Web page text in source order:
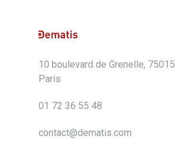
10 boulevard de Grenelle, 75015
Paris
01 72 36 55 48
contact@dematis.com